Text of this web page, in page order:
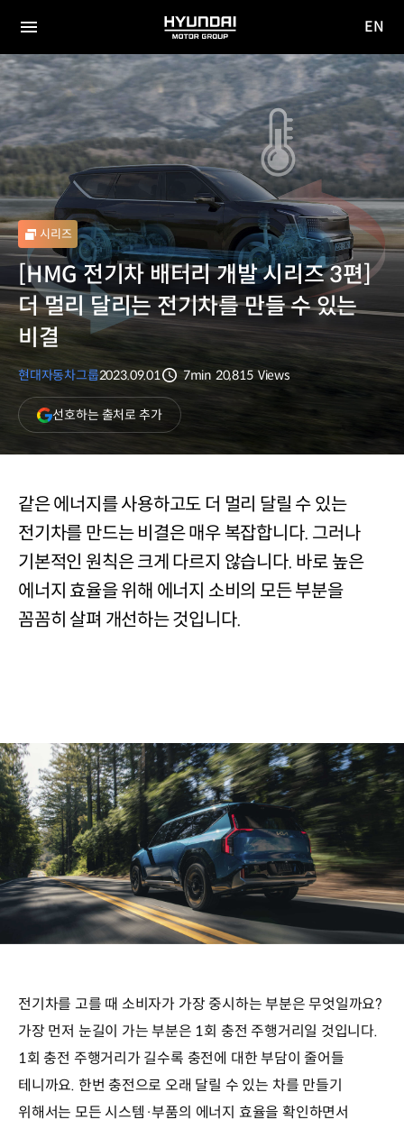
전체
메뉴
HYUNDAI
MOTOR
GROUP
사이
이동
EN
시리즈
[HMG 전기차 배터리 개발 시리즈 3편]
더 멀리 달리는 전기차를 만들 수 있는
비결
현대자동차그룹2023.09.01
분량
7min 20,815 Views
선호하는 출처로 추가(새
창
열림)
같은 에너지를 사용하고도 더 멀리 달릴 수 있는
전기차를 만드는 비결은 매우 복잡합니다. 그러나
기본적인 원칙은 크게 다르지 않습니다. 바로 높은
에너지 효율을 위해 에너지 소비의 모든 부분을
꼼꼼히 살펴 개선하는 것입니다.
전기차를 고를 때 소비자가 가장 중시하는 부분은 무엇일까요?
가장 먼저 눈길이 가는 부분은 1회 충전 주행거리일 것입니다.
1회 충전 주행거리가 길수록 충전에 대한 부담이 줄어들
테니까요. 한번 충전으로 오래 달릴 수 있는 차를 만들기
위해서는 모든 시스템·부품의 에너지 효율을 확인하면서